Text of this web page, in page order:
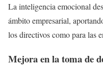
La inteligencia emocional
ámbito empresarial,
los directivos como para las
Mejora en la toma de